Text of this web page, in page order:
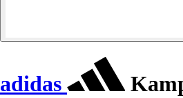
adidas